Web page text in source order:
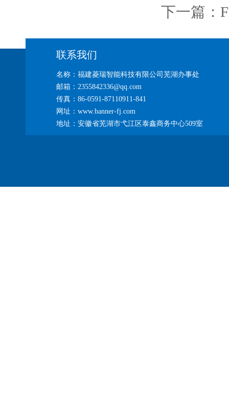
下一篇：
联系我们
名称：福建菱瑞智能科技有限公司芜湖办事处
邮箱：2355842336@qq.com
传真：86-0591-87110911-841
网址：www.banner-fj.com
地址：安徽省芜湖市弋江区泰鑫商务中心509室